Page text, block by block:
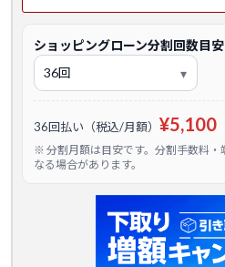
ショッピングローン分割回数目
36回払い（税込/月額） ¥5,100
※ 分割月額は目安です。分割手数料
なる場合があります。